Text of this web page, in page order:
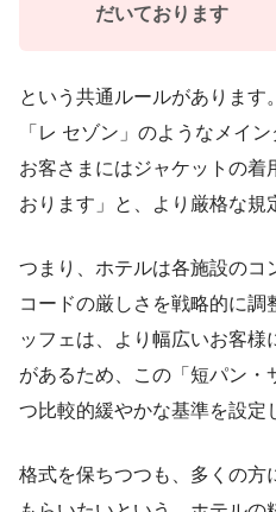
だいております
という共通ルールがあります
「レ セゾン」のようなメイ
お客さまにはジャケットの着
おります」と、より厳格な規
つまり、ホテルは各施設のコ
コードの厳しさを戦略的に調
ッフェは、より幅広いお客
があるため、この「短パン
つ比較的緩やかな基準を設定
格式を保ちつつも、多くの方